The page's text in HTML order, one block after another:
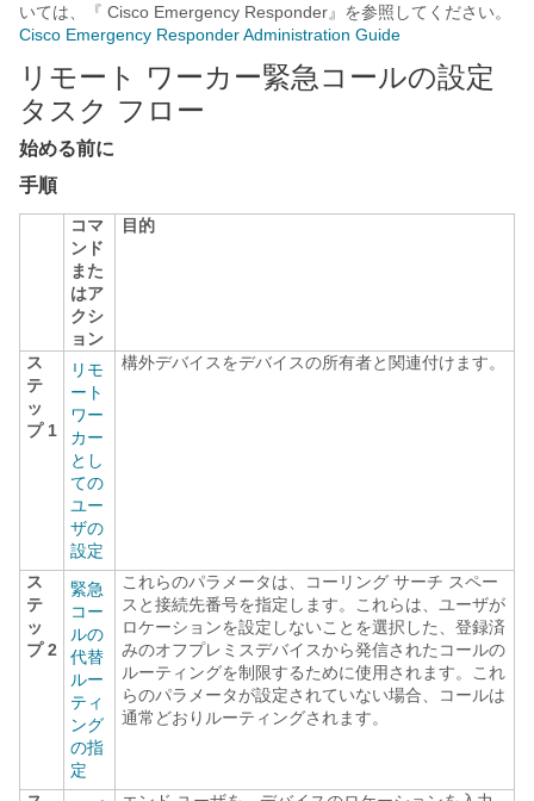
いては、『 Cisco Emergency Responder』を参照してください。
Cisco Emergency Responder Administration Guide
リモート ワーカー緊急コールの設定
タスク フロー
始める前に
手順
コマ
ンド
また
はア
クシ
ョン
目的
ス
テ
ッ
プ 1
リモ
ート
ワー
カー
とし
ての
ユー
ザの
設定
構外デバイスをデバイスの所有者と関連付けます。
ス
テ
ッ
プ 2
緊急
コー
ルの
代替
ルー
ティ
ング
の指
定
これらのパラメータは、コーリング サーチ スペー
スと接続先番号を指定します。これらは、ユーザが
ロケーションを設定しないことを選択した、登録済
みのオフプレミスデバイスから発信されたコールの
ルーティングを制限するために使用されます。これ
らのパラメータが設定されていない場合、コールは
通常どおりルーティングされます。